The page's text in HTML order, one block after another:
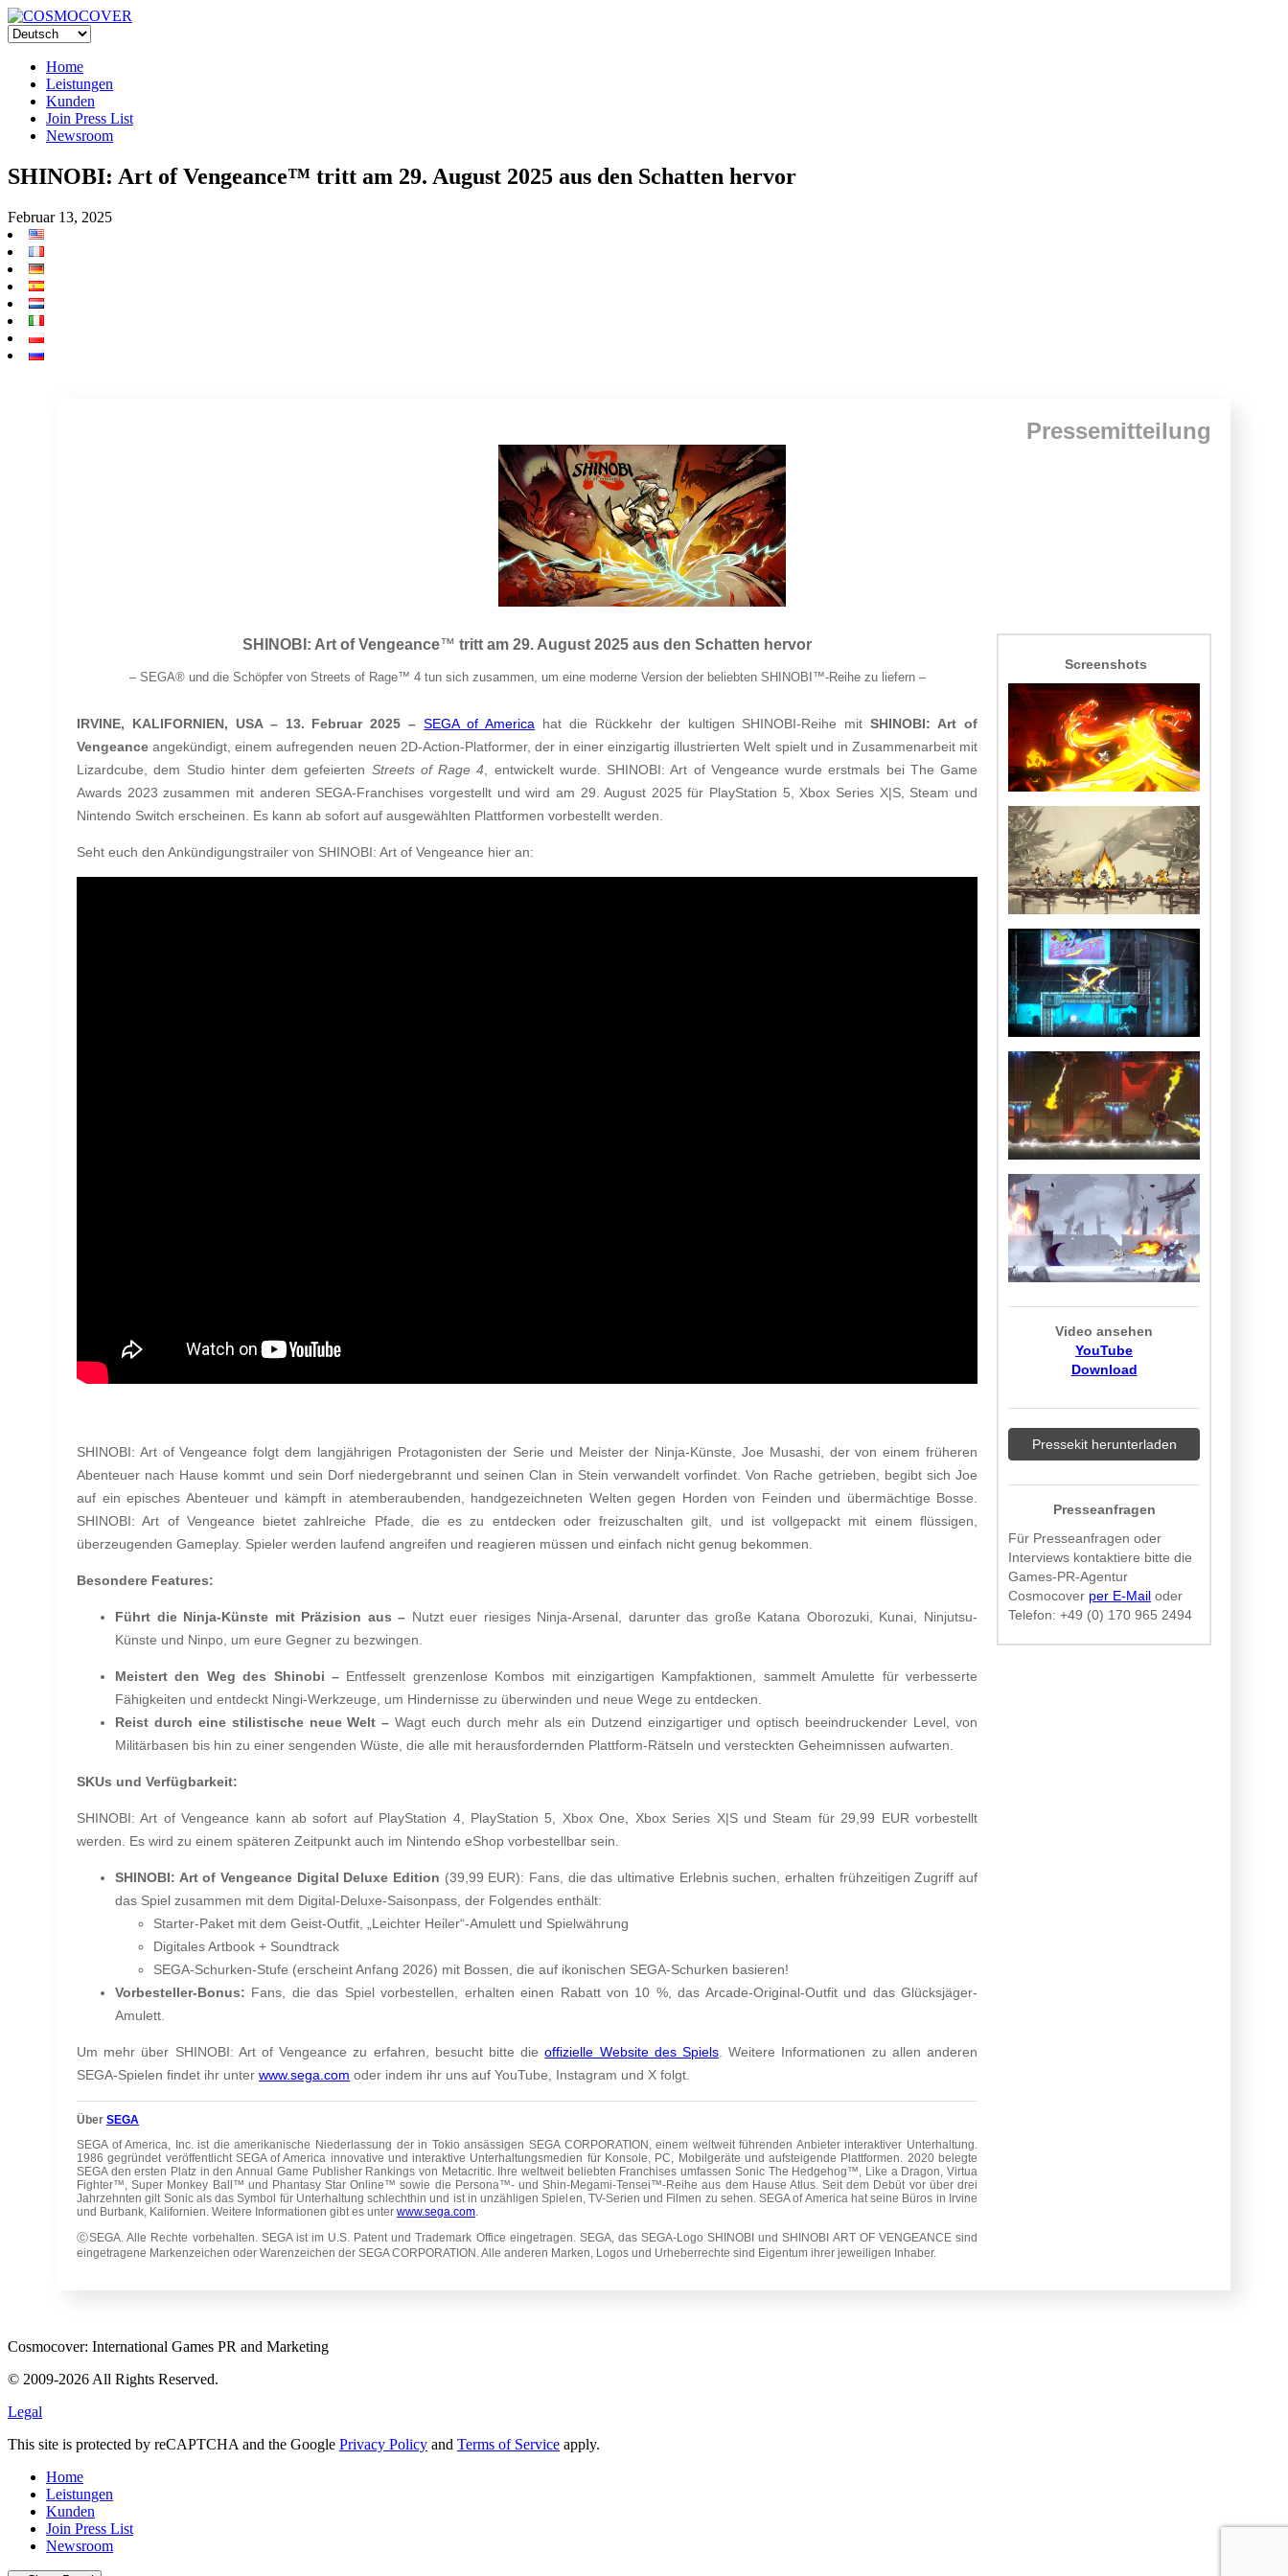
Home
Leistungen
Kunden
Join Press List
Newsroom
SHINOBI: Art of Vengeance™ tritt am 29. August 2025 aus den Schatten hervor
Februar 13, 2025
Pressemitteilung
SHINOBI: Art of Vengeance™ tritt am 29. August 2025 aus den Schatten hervor
– SEGA®und die Schöpfer von Streets of Rage™ 4 tun sich zusammen, um eine moderne Version der beliebten SHINOBI ™-Reihe zu liefern –
IRVINE, KALIFORNIEN, USA – 13. Februar 2025 –SEGA of America hat die Rückkehr der kultigen SHINOBI-Reihe mitSHINOBI: Art of
Vengeance angekündigt, einem aufregenden neuen 2D-Action-Platformer, der in einer einzigartig illustrierten Welt spielt und in Zusammenarbeit mit
Lizardcube, dem Studio hinter dem gefeierten Streets of Rage 4 , entwickelt wurde. SHINOBI: Art of Vengeance wurde erstmals bei The Game
Awards 2023 zusammen mit anderen SEGA-Franchises vorgestellt und wird am 29. August 2025 für PlayStation 5, Xbox Series X|S, Steam und
Nintendo Switch erscheinen. Es kann ab sofort auf ausgewählten Plattformen vorbestellt werden.
Seht euch den Ankündigungstrailer von SHINOBI: Art of Vengeance hier an:
SHINOBI: Art of Vengeance folgt dem langjährigen Protagonisten der Serie und Meister der Ninja-Künste, Joe Musashi, der von einem früheren
Abenteuer nach Hause kommt und sein Dorf niedergebrannt und seinen Clan in Stein verwandelt vorfindet. Von Rache getrieben, begibt sich Joe
auf ein episches Abenteuer und kämpft in atemberaubenden, handgezeichneten Welten gegen Horden von Feinden und übermächtige Bosse.
SHINOBI: Art of Vengeance bietet zahlreiche Pfade, die es zu entdecken oder freizuschalten gilt, und ist vollgepackt mit einem flüssigen,
überzeugenden Gameplay. Spieler werden laufend angreifen und reagieren müssen und einfach nicht genug bekommen.
Besondere Features:
Führt die Ninja-Künste mit Präzision aus – Nutzt euer riesiges Ninja-Arsenal, darunter das große Katana Oborozuki, Kunai, Ninjutsu-
Künste und Ninpo, um eure Gegner zu bezwingen.
Meistert den Weg des Shinobi – Entfesselt grenzenlose Kombos mit einzigartigen Kampfaktionen, sammelt Amulette für verbesserte
Fähigkeiten und entdeckt Ningi-Werkzeuge, um Hindernisse zu überwinden und neue Wege zu entdecken.
Reist durch eine stilistische neue Welt –Wagt euch durch mehr als ein Dutzend einzigartiger und optisch beeindruckender Level, von
Militärbasen bis hin zu einer sengenden Wüste, die alle mit herausfordernden Plattform-Rätseln und versteckten Geheimnissen aufwarten.
SKUs und Verfügbarkeit:
SHINOBI: Art of Vengeance kann ab sofort auf PlayStation 4, PlayStation 5, Xbox One, Xbox Series X|S und Steam für 29,99 EUR vorbestellt
werden. Es wird zu einem späteren Zeitpunkt auch im Nintendo eShop vorbestellbar sein.
SHINOBI: Art of Vengeance Digital Deluxe Edition (39,99 EUR): Fans, die das ultimative Erlebnis suchen, erhalten frühzeitigen Zugriff auf
das Spiel zusammen mit dem Digital-Deluxe-Saisonpass, der Folgendes enthält:
Starter-Paket mit dem Geist-Outfit, „Leichter Heiler“-Amulett und Spielwährung
Digitales Artbook + Soundtrack
SEGA-Schurken-Stufe (erscheint Anfang 2026) mit Bossen, die auf ikonischen SEGA-Schurken basieren!
Vorbesteller-Bonus: Fans, die das Spiel vorbestellen, erhalten einen Rabatt von 10 %, das Arcade-Original-Outfit und das Glücksjäger-
Amulett.
Um mehr über SHINOBI: Art of Vengeance zu erfahren, besucht bitte dieoffizielle Website des Spiels . Weitere Informationen zu allen anderen
SEGA-Spielen findet ihr unter www.sega.com oder indem ihr uns auf YouTube, Instagram und X folgt.
Über SEGA
SEGA of America, Inc. ist die amerikanische Niederlassung der in Tokio ansässigen SEGA CORPORATION, einem weltweit führenden Anbieter interaktiver Unterhaltung.
1986 gegründet veröffentlicht SEGA of America innovative und interaktive Unterhaltungsmedien für Konsole, PC, Mobilgeräte und aufsteigende Plattformen. 2020 belegte
SEGA den ersten Platz in den Annual Game Publisher Rankings von Metacritic. Ihre weltweit beliebten Franchises umfassen Sonic The Hedgehog™, Like a Dragon, Virtua
Fighter™, Super Monkey Ball™ und Phantasy Star Online™ sowie die Persona™- und Shin-Megami-Tensei™-Reihe aus dem Hause Atlus. Seit dem Debüt vor über drei
Jahrzehnten gilt Sonic als das Symbol für Unterhaltung schlechthin und ist in unzähligen Spielen, TV-Serien und Filmen zu sehen. SEGA of America hat seine Büros in Irvine
und Burbank, Kalifornien. Weitere Informationen gibt es unter www.sega.com.
ⒸSEGA. Alle Rechte vorbehalten. SEGA ist im U.S. Patent und Trademark Office eingetragen. SEGA, das SEGA-Logo SHINOBI und SHINOBI ART OF VENGEANCE sind
eingetragene Markenzeichen oder Warenzeichen der SEGA CORPORATION. Alle anderen Marken, Logos und Urheberrechte sind Eigentum ihrer jeweiligen Inhaber.
Screenshots
Video ansehen
YouTube
Download
Pressekit herunterladen
Presseanfragen
Für Presseanfragen oder
Interviews kontaktiere bitte die
Games-PR-Agentur
Cosmocover per E-Mail oder
Telefon: +49 (0) 170 965 2494
Cosmocover: International Games PR and Marketing
© 2009-2026 All Rights Reserved.
Legal
This site is protected by reCAPTCHA and the Google Privacy Policy and Terms of Service apply.
Home
Leistungen
Kunden
Join Press List
Newsroom